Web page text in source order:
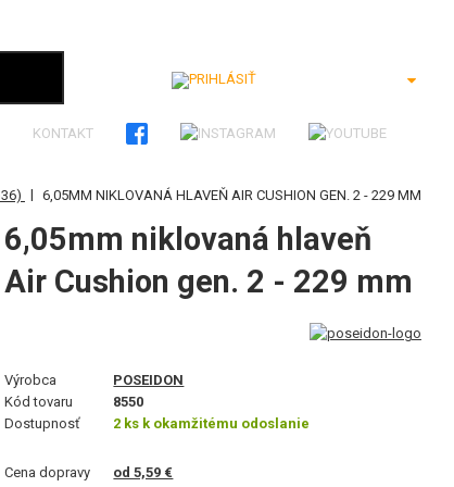
KONTAKT
| 6,05MM NIKLOVANÁ HLAVEŇ AIR CUSHION GEN. 2 - 229 MM
6,05mm niklovaná hlaveň
Air Cushion gen. 2 - 229 mm
Výrobca
POSEIDON
Kód tovaru
8550
Dostupnosť
2 ks k okamžitému odoslanie
Cena dopravy od 5,59 €